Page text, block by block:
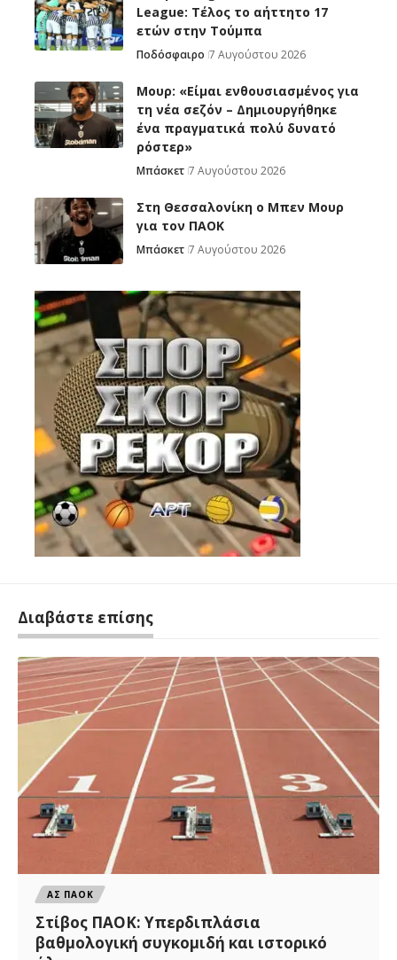
League: Τέλος το αήττητο 17
ετών στην Τούμπα
Ποδόσφαιρο 7 Αυγούστου 2026
Μουρ: «Είμαι ενθουσιασμένος για
τη νέα σεζόν – Δημιουργήθηκε
ένα πραγματικά πολύ δυνατό
ρόστερ»
Μπάσκετ 7 Αυγούστου 2026
Στη Θεσσαλονίκη ο Μπεν Μουρ
για τον ΠΑΟΚ
Μπάσκετ 7 Αυγούστου 2026
Διαβάστε επίσης
ΑΣ ΠΑΟΚ
Στίβος ΠΑΟΚ: Υπερδιπλάσια
βαθμολογική συγκομιδή και ιστορικό